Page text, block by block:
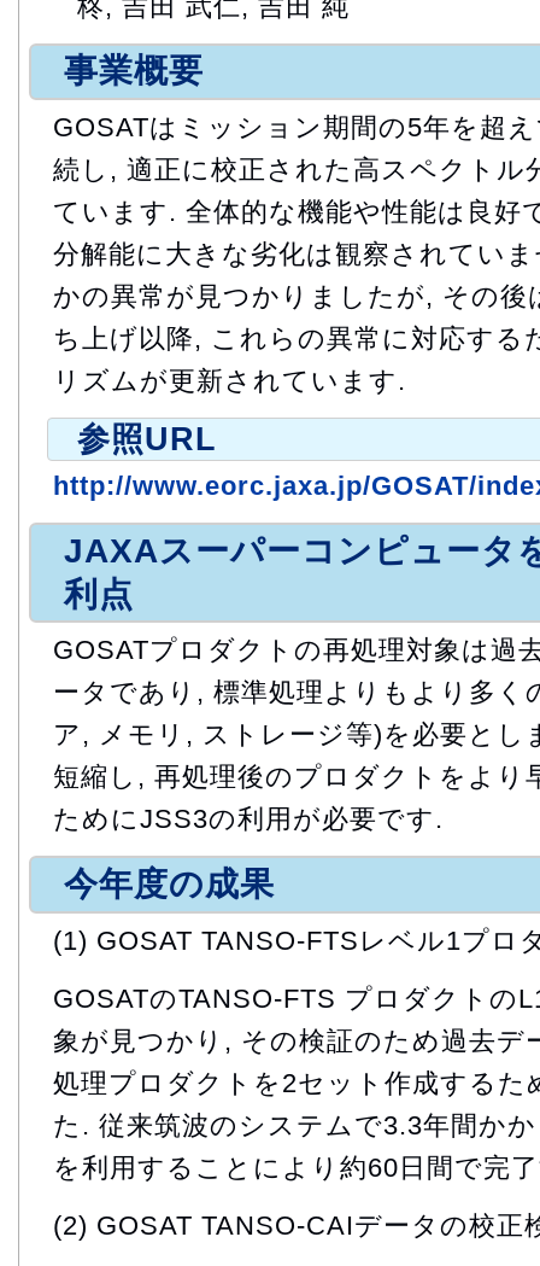
柊, 吉田 武仁, 吉田 純
事業概要
GOSATはミッション期間の5年を超
続し, 適正に校正された高スペクトル
ています. 全体的な機能や性能は良好
分解能に大きな劣化は観察されてい
かの異常が見つかりましたが, その後
ち上げ以降, これらの異常に対応する
リズムが更新されています.
参照URL
http://www.eorc.jaxa.jp/GOSAT/
JAXAスーパーコンピュータ
利点
GOSATプロダクトの再処理対象は過
ータであり, 標準処理よりもより多く
ア, メモリ, ストレージ等)を必要とし
短縮し, 再処理後のプロダクトをより
ためにJSS3の利用が必要です.
今年度の成果
(1) GOSAT TANSO-FTSレベル1プロ
GOSATのTANSO-FTS プロダクトの
象が見つかり, その検証のため過去デ
処理プロダクトを2セット作成するた
た. 従来筑波のシステムで3.3年間か
を利用することにより約60日間で完
(2) GOSAT TANSO-CAIデータの校正